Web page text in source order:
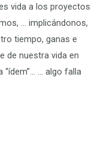
vida a los proyectos
… implicándonos,
tiempo, ganas e
de nuestra vida en
… algo falla